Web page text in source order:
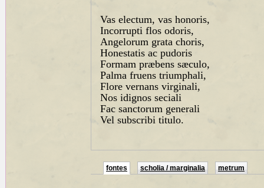
Vas electum, vas honoris,
Incorrupti flos odoris,
Angelorum grata choris,
Honestatis ac pudoris
Formam præbens sæculo,
Palma fruens triumphali,
Flore vernans virginali,
Nos idignos seciali
Fac sanctorum generali
Vel subscribi titulo.
fontes scholia / marginalia metrum